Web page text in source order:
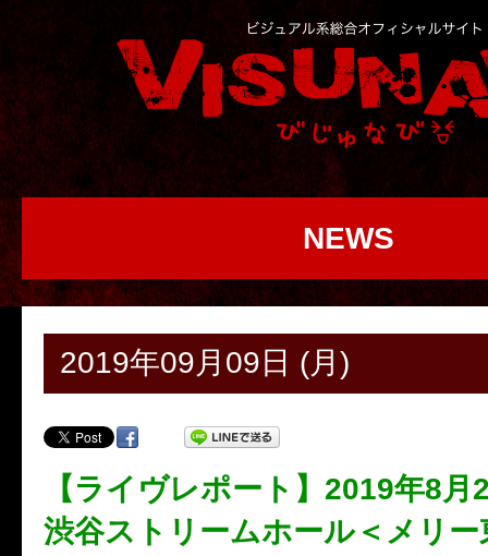
NEWS
2019年09月09日 (月)
【ライヴレポート】2019年8月
渋谷ストリームホール＜メリー